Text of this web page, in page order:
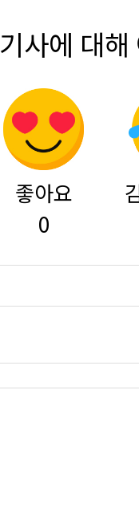
사에 대
좋아요
0